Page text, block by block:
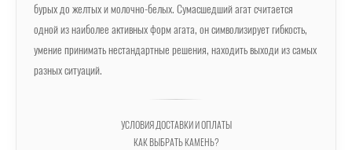
бурых до желтых и молочно-белых. Сумасшедший агат считается
одной из наиболее активных форм агата, он символизирует гибкость,
умение принимать нестандартные решения, находить выходи из самых
разных ситуаций.
УСЛОВИЯ ДОСТАВКИ И ОПЛАТЫ
КАК ВЫБРАТЬ КАМЕНЬ?